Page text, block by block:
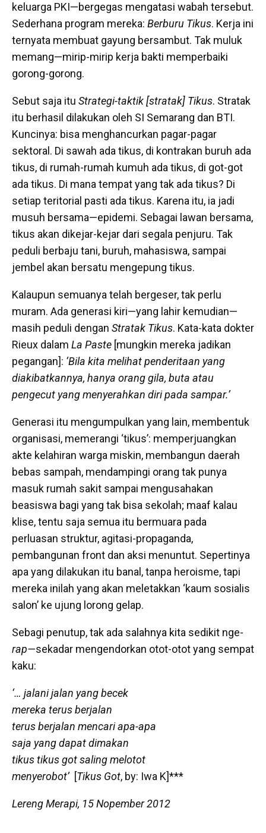
keluarga PKI—bergegas mengatasi wabah tersebut.
Sederhana program mereka: Berburu Tikus. Kerja ini
ternyata membuat gayung bersambut. Tak muluk
memang—mirip-mirip kerja bakti memperbaiki
gorong-gorong.
Sebut saja itu Strategi-taktik [stratak] Tikus. Stratak
itu berhasil dilakukan oleh SI Semarang dan BTI.
Kuncinya: bisa menghancurkan pagar-pagar
sektoral. Di sawah ada tikus, di kontrakan buruh ada
tikus, di rumah-rumah kumuh ada tikus, di got-got
ada tikus. Di mana tempat yang tak ada tikus? Di
setiap teritorial pasti ada tikus. Karena itu, ia jadi
musuh bersama—epidemi. Sebagai lawan bersama,
tikus akan dikejar-kejar dari segala penjuru. Tak
peduli berbaju tani, buruh, mahasiswa, sampai
jembel akan bersatu mengepung tikus.
Kalaupun semuanya telah bergeser, tak perlu
muram. Ada generasi kiri—yang lahir kemudian—
masih peduli dengan Stratak Tikus. Kata-kata dokter
Rieux dalam La Paste [mungkin mereka jadikan
pegangan]: ‘Bila kita melihat penderitaan yang
diakibatkannya, hanya orang gila, buta atau
pengecut yang menyerahkan diri pada sampar.’
Generasi itu mengumpulkan yang lain, membentuk
organisasi, memerangi ‘tikus’: memperjuangkan
akte kelahiran warga miskin, membangun daerah
bebas sampah, mendampingi orang tak punya
masuk rumah sakit sampai mengusahakan
beasiswa bagi yang tak bisa sekolah; maaf kalau
klise, tentu saja semua itu bermuara pada
perluasan struktur, agitasi-propaganda,
pembangunan front dan aksi menuntut. Sepertinya
apa yang dilakukan itu banal, tanpa heroisme, tapi
mereka inilah yang akan meletakkan ‘kaum sosialis
salon’ ke ujung lorong gelap.
Sebagi penutup, tak ada salahnya kita sedikit nge-
rap—sekadar mengendorkan otot-otot yang sempat
kaku:
‘… jalani jalan yang becek
mereka terus berjalan
terus berjalan mencari apa-apa
saja yang dapat dimakan
tikus tikus got saling melotot
menyerobot’[Tikus Got, by: Iwa K]***
Lereng Merapi, 15 Nopember 2012